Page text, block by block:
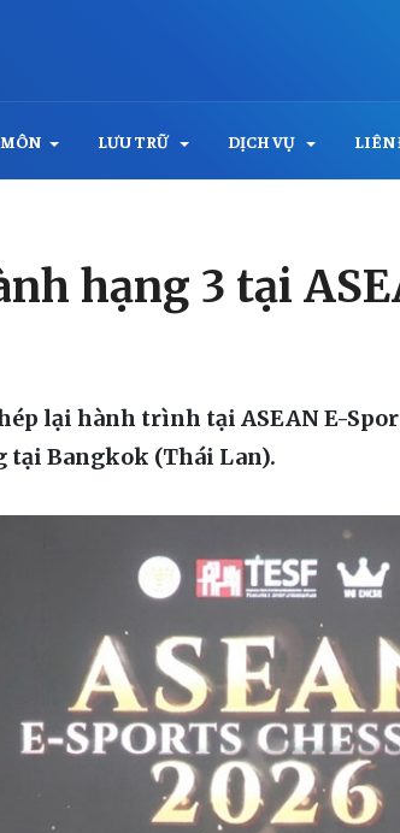
LƯU TRỮ DỊCH VỤ LIÊN
hạng 3 tại
lại hành trình tại ASEAN E-
tại Bangkok (Thái Lan).